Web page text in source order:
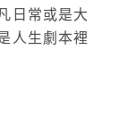
日常或是大
人生劇本裡